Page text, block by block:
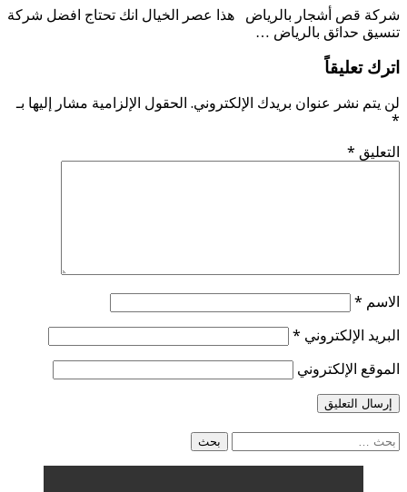
شركة قص أشجار بالرياض هذا عصر الخيال انك تحتاج افضل شركة
تنسيق حدائق بالرياض …
اترك تعليقاً
لن يتم نشر عنوان بريدك الإلكتروني. الحقول الإلزامية مشار إليها بـ
*
التعليق *
الاسم *
البريد الإلكتروني *
الموقع الإلكتروني
البحث
عن: